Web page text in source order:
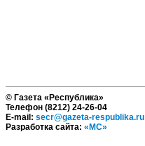
© Газета «Республика»
Телефон (8212) 24-26-04
E-mail: secr@gazeta-respublika.ru
Разработка сайта: «МС»